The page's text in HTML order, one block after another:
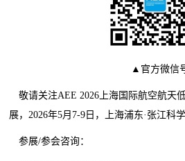
▲官方微信
敬请关注AEE 2026上海国际航空航天
展，2026年5月7-9日，上海浦东·张江科
参展/参会咨询：